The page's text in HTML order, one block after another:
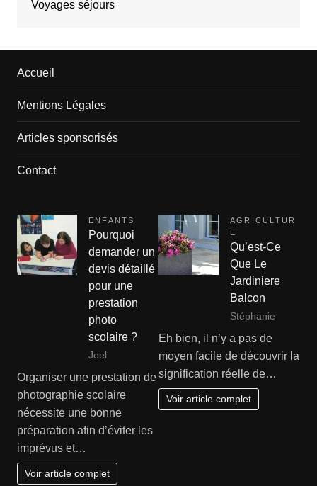
Voyages séjours
Accueil
Mentions Légales
Articles sponsorisés
Contact
ENFANTS
Pourquoi
demander un
devis détaillé
pour une
prestation
photo
scolaire ?
Joel
Organiser une prestation de
photographie scolaire
nécessite une bonne
préparation afin d’éviter les
imprévus et…
Voir article complet
AGRICULTUR
E
Qu’est-Ce
Que Le
Jardiniere
Balcon
Stéphanie
Eh bien, il n’y a pas de
moyen facile de découvrir la
signification réelle de…
Voir article complet